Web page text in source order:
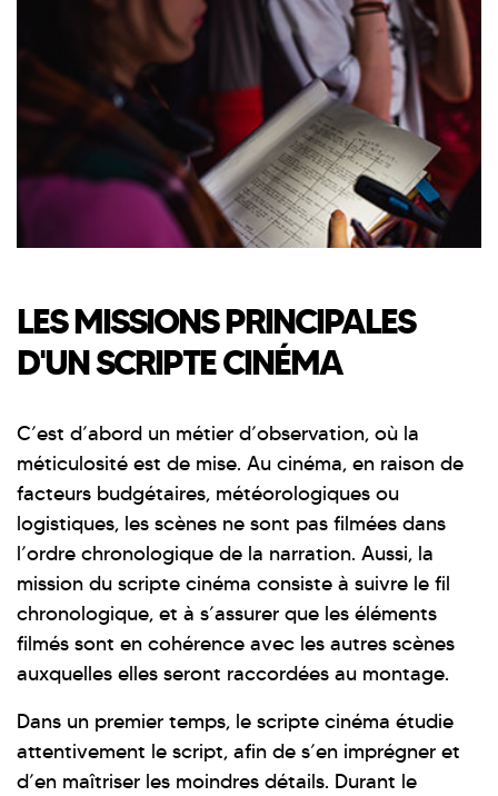
LES MISSIONS PRINCIPALES
D'UN SCRIPTE CINÉMA
C’est d’abord un métier d’observation, où la
méticulosité est de mise. Au cinéma, en raison de
facteurs budgétaires, météorologiques ou
logistiques, les scènes ne sont pas filmées dans
l’ordre chronologique de la narration. Aussi, la
mission du scripte cinéma consiste à suivre le fil
chronologique, et à s’assurer que les éléments
filmés sont en cohérence avec les autres scènes
auxquelles elles seront raccordées au montage.
Dans un premier temps, le scripte cinéma étudie
attentivement le script, afin de s’en imprégner et
d’en maîtriser les moindres détails. Durant le